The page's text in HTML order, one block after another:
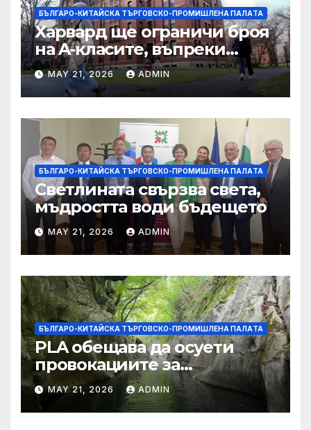
БЪЛГАРО-КИТАЙСКА ТЪРГОВСКО-ПРОМИШЛЕНА ПАЛAТА
Харвард ще ограничи броя
на A-класите, въпреки
силната съпротива на
студентите
MAY 21, 2026 ADMIN
БЪЛГАРО-КИТАЙСКА ТЪРГОВСКО-ПРОМИШЛЕНА ПАЛAТА
Светлината свързва света,
мъдростта води бъдещето
MAY 21, 2026 ADMIN
БЪЛГАРО-КИТАЙСКА ТЪРГОВСКО-ПРОМИШЛЕНА ПАЛAТА
PLA обещава да осуети
провокациите за
„независимост на Тайван“.
MAY 21, 2026 ADMIN